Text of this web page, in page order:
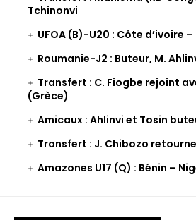
Tchinonvi
UFOA (B)-U20 : Côte d’ivoire
Roumanie-J2 : Buteur, M.
Transfert : C. Fiogbe rejoint
(Grèce)
Amicaux : Ahlinvi et Tosin
Transfert : J. Chibozo
Amazones U17 (Q) : Bénin –